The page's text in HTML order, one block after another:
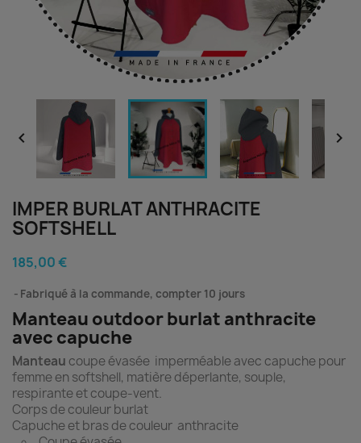
 
IMPER BURLAT ANTHRACITE
SOFTSHELL
185,00 €
Fabriqué à la commande, compter 10 jours
Manteau outdoor burlat anthracite
avec capuche
Manteau coupe évasée imperméable avec capuche pour
femme en softshell, matière déperlante, souple,
respirante et coupe-vent.
Corps de couleur burlat
Capuche et bras de couleur anthracite